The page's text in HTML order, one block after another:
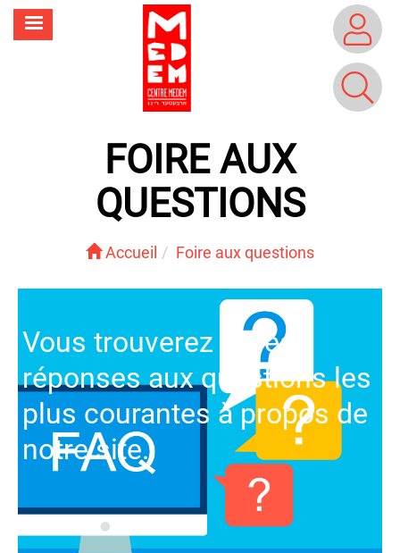
Aller
FOIRE AUX
QUESTIONS
Accueil Foire aux questions
Vous trouverez ici les
réponses aux questions les
plus courantes à propos de
notre site.